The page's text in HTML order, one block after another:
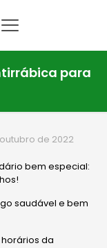
para
de 2022
bem especial:
saudável e bem
da